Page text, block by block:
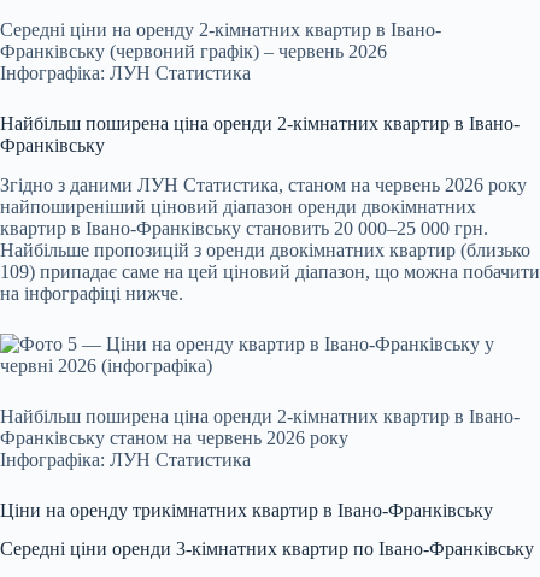
Середні ціни на оренду 2-кімнатних квартир в Івано-
Франківську (червоний графік) – червень 2026
Інфографіка: ЛУН Статистика
Найбільш поширена ціна оренди 2-кімнатних квартир в Івано-
Франківську
Згідно з даними ЛУН Статистика, станом на червень 2026 року
найпоширеніший ціновий діапазон оренди двокімнатних
квартир в Івано-Франківську становить 20 000–25 000 грн.
Найбільше пропозицій з оренди двокімнатних квартир (близько
109) припадає саме на цей ціновий діапазон, що можна побачити
на інфографіці нижче.
Найбільш поширена ціна оренди 2-кімнатних квартир в Івано-
Франківську станом на червень 2026 року
Інфографіка: ЛУН Статистика
Ціни на оренду трикімнатних квартир в Івано-Франківську
Середні ціни оренди 3-кімнатних квартир по Івано-Франківську